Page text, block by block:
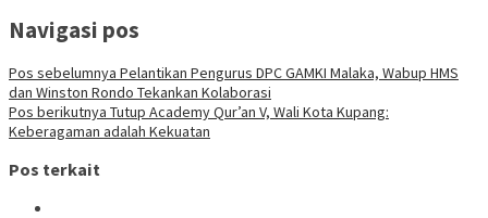
Navigasi pos
Pos sebelumnya Pelantikan Pengurus DPC GAMKI Malaka, Wabup HMS
dan Winston Rondo Tekankan Kolaborasi
Pos berikutnya Tutup Academy Qur’an V, Wali Kota Kupang:
Keberagaman adalah Kekuatan
Pos terkait